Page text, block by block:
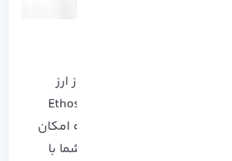
که برای نگه داری از ارز
دیجیتال SUI مورد استفاده قرار می گیرد، Ethos Wallet
این کیف پول می توان به امکان
در داخل کیف اشاره کرد. شما با